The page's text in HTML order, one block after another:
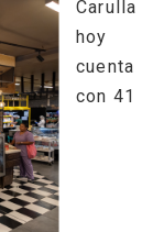
Carulla
hoy
cuenta
con 41